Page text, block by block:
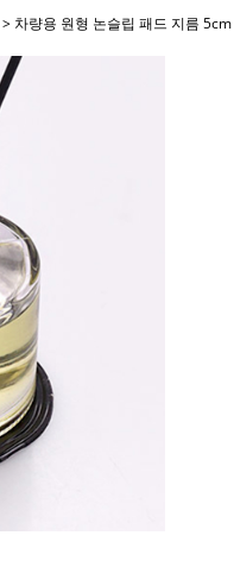
> 차량용 원형 논슬립 패드 지름